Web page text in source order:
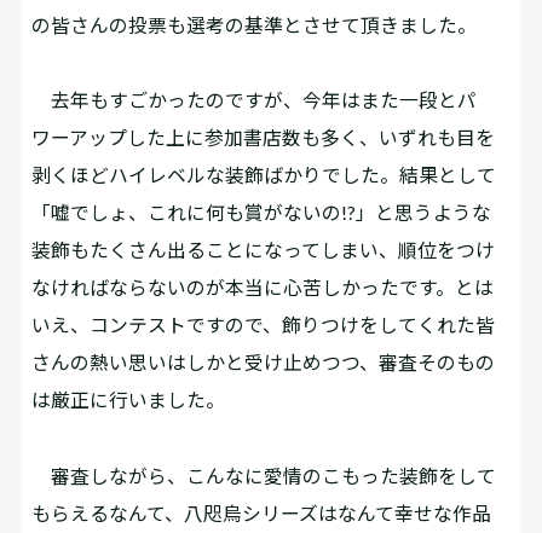
の皆さんの投票も選考の基準とさせて頂きました。
去年もすごかったのですが、今年はまた一段とパ
ワーアップした上に参加書店数も多く、いずれも目を
剥くほどハイレベルな装飾ばかりでした。結果として
「嘘でしょ、これに何も賞がないの!?」と思うような
装飾もたくさん出ることになってしまい、順位をつけ
なければならないのが本当に心苦しかったです。とは
いえ、コンテストですので、飾りつけをしてくれた皆
さんの熱い思いはしかと受け止めつつ、審査そのもの
は厳正に行いました。
審査しながら、こんなに愛情のこもった装飾をして
もらえるなんて、八咫烏シリーズはなんて幸せな作品